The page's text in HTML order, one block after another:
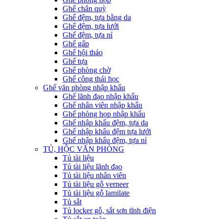
Ghế chân quỳ
Ghế đệm, tựa bằng da
Ghế đệm, tựa lưới
Ghế đệm, tựa nỉ
Ghế gấp
Ghế hội thảo
Ghế tựa
Ghế phòng chờ
Ghế công thái học
Ghế văn phòng nhập khẩu
Ghế lãnh đạo nhập khẩu
Ghế nhân viên nhập khẩu
Ghế phòng họp nhập khẩu
Ghế nhập khẩu đệm, tựa da
Ghế nhập khẩu đệm tựa lưới
Ghế nhập khẩu đệm, tựa nỉ
TỦ, HỘC VĂN PHÒNG
Tủ tài liệu
Tủ tài liệu lãnh đạo
Tủ tài liệu nhân viên
Tủ tài liệu gỗ verneer
Tủ tài liệu gỗ lamilate
Tủ sắt
Tủ locker gỗ, sắt sơn tĩnh điện